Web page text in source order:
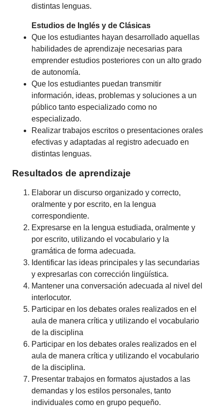
distintas lenguas.
Estudios de Inglés y de Clásicas
Que los estudiantes hayan desarrollado aquellas
habilidades de aprendizaje necesarias para
emprender estudios posteriores con un alto grado
de autonomía.
Que los estudiantes puedan transmitir
información, ideas, problemas y soluciones a un
público tanto especializado como no
especializado.
Realizar trabajos escritos o presentaciones orales
efectivas y adaptadas al registro adecuado en
distintas lenguas.
Resultados de aprendizaje
Elaborar un discurso organizado y correcto,
oralmente y por escrito, en la lengua
correspondiente.
Expresarse en la lengua estudiada, oralmente y
por escrito, utilizando el vocabulario y la
gramática de forma adecuada.
Identificar las ideas principales y las secundarias
y expresarlas con corrección lingüística.
Mantener una conversación adecuada al nivel del
interlocutor.
Participar en los debates orales realizados en el
aula de manera crítica y utilizando el vocabulario
de la disciplina
Participar en los debates orales realizados en el
aula de manera crítica y utilizando el vocabulario
de la disciplina.
Presentar trabajos en formatos ajustados a las
demandas y los estilos personales, tanto
individuales como en grupo pequeño.